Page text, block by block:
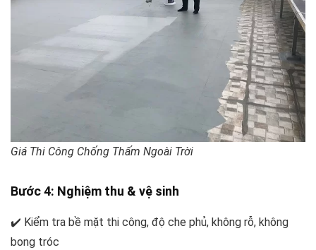
Giá Thi Công Chống Thấm Ngoài Trời
Bước 4: Nghiệm thu & vệ sinh
✔️ Kiểm tra bề mặt thi công, độ che phủ, không rỗ, không
bong tróc